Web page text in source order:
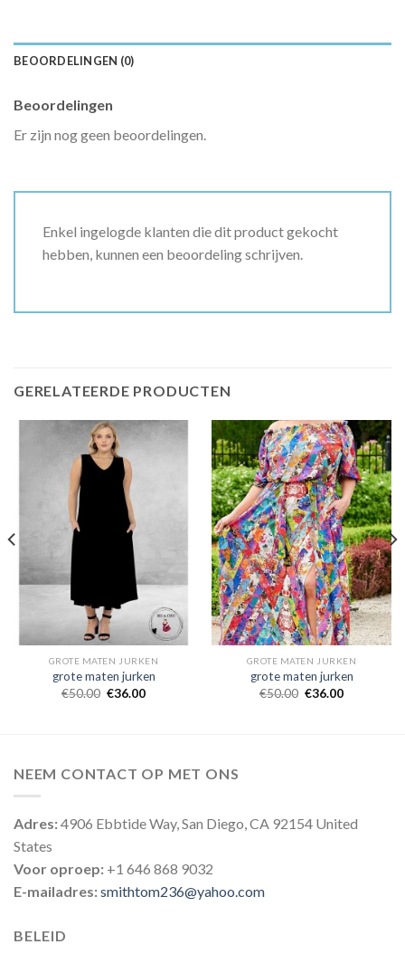
BEOORDELINGEN (0)
Beoordelingen
Er zijn nog geen beoordelingen.
Enkel ingelogde klanten die dit product gekocht
hebben, kunnen een beoordeling schrijven.
GERELATEERDE PRODUCTEN
GROTE MATEN JURKEN
grote maten jurken
€50.00 €36.00
GROTE MATEN JURKEN
grote maten jurken
€50.00 €36.00
NEEM CONTACT OP MET ONS
Adres:4906 Ebbtide Way, San Diego, CA 92154 United
States
Voor oproep: +1 646 868 9032
E-mailadres:smithtom236@yahoo.com
BELEID